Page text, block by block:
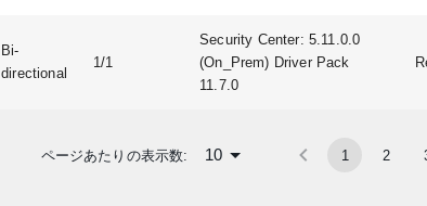
Bi-
directional
1/1
Security Center: 5.11.0.0
(On_Prem) Driver Pack
11.7.0
ページあたりの表示数: 10 1 2